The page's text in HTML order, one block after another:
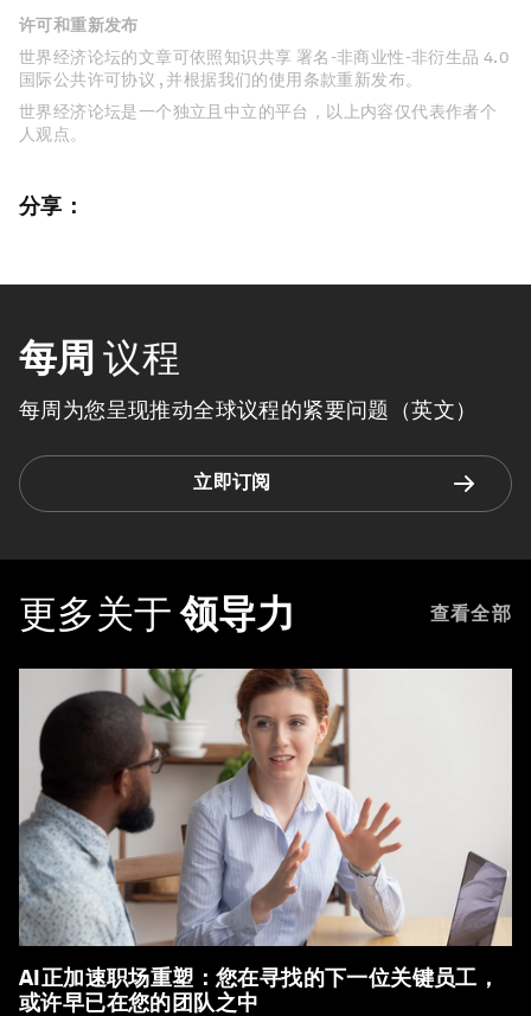
许可和重新发布
世界经济论坛的文章可依照知识共享 署名-非商业性-非衍生品 4.0
国际公共许可协议 , 并根据我们的使用条款重新发布。
世界经济论坛是一个独立且中立的平台，以上内容仅代表作者个
人观点。
分享：
每周 议程
每周为您呈现推动全球议程的紧要问题（英文）
立即订阅
更多关于 领导力 查看全部
AI正加速职场重塑：您在寻找的下一位关键员工，
或许早已在您的团队之中